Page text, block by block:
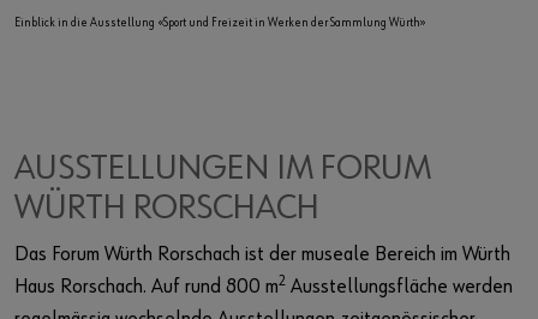
Einblick in die Ausstellung «Sport und Freizeit in Werken der Sammlung Würth»
AUSSTELLUNGEN IM FORUM
WÜRTH RORSCHACH
Das Forum Würth Rorschach ist der museale Bereich im Würth
Haus Rorschach. Auf rund 800 m2 Ausstellungsfläche werden